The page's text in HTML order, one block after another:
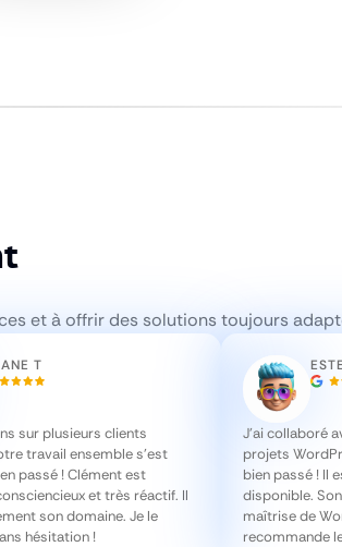
et à offrir des solutions toujours
T
sur plusieurs clients
travail ensemble s’est
passé ! Clément est
et très réactif. Il
son domaine. Je le
hésitation !
J’ai collaboré
projets
bien passé ! Il
disponible.
maîtrise de
recommande